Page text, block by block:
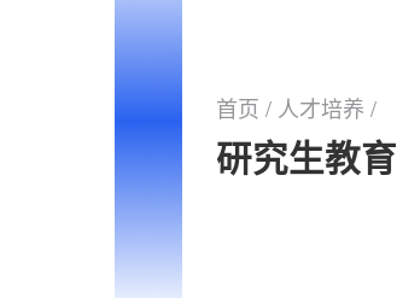
首页
首页 / 人才培养 /
研究生教育